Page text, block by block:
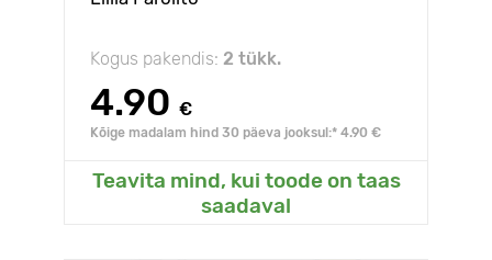
Kogus pakendis: 2 tükk.
4.90 €
Kõige madalam hind 30 päeva jooksul:* 4.90 €
Teavita mind, kui toode on taas
saadaval